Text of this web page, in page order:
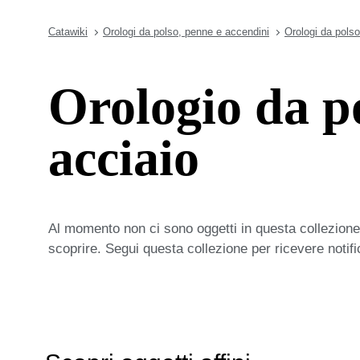
Catawiki Orologi da polso, penne e accendini Orologi da polso
Orologio da
acciaio
Al momento non ci sono oggetti in questa
scoprire. Segui questa collezione per ricevere